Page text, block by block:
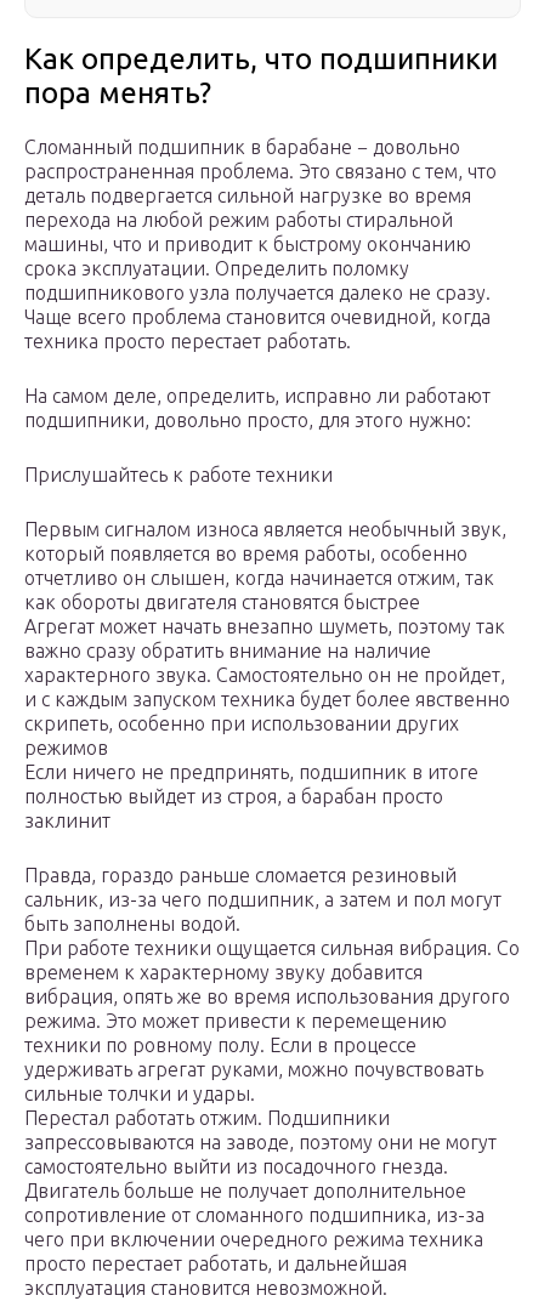
Как определить, что подшипники
пора менять?
Сломанный подшипник в барабане − довольно
распространенная проблема. Это связано с тем, что
деталь подвергается сильной нагрузке во время
перехода на любой режим работы стиральной
машины, что и приводит к быстрому окончанию
срока эксплуатации. Определить поломку
подшипникового узла получается далеко не сразу.
Чаще всего проблема становится очевидной, когда
техника просто перестает работать.
На самом деле, определить, исправно ли работают
подшипники, довольно просто, для этого нужно:
Прислушайтесь к работе техники
Первым сигналом износа является необычный звук,
который появляется во время работы, особенно
отчетливо он слышен, когда начинается отжим, так
как обороты двигателя становятся быстрее
Агрегат может начать внезапно шуметь, поэтому так
важно сразу обратить внимание на наличие
характерного звука. Самостоятельно он не пройдет,
и с каждым запуском техника будет более явственно
скрипеть, особенно при использовании других
режимов
Если ничего не предпринять, подшипник в итоге
полностью выйдет из строя, а барабан просто
заклинит
Правда, гораздо раньше сломается резиновый
сальник, из-за чего подшипник, а затем и пол могут
быть заполнены водой.
При работе техники ощущается сильная вибрация. Со
временем к характерному звуку добавится
вибрация, опять же во время использования другого
режима. Это может привести к перемещению
техники по ровному полу. Если в процессе
удерживать агрегат руками, можно почувствовать
сильные толчки и удары.
Перестал работать отжим. Подшипники
запрессовываются на заводе, поэтому они не могут
самостоятельно выйти из посадочного гнезда.
Двигатель больше не получает дополнительное
сопротивление от сломанного подшипника, из-за
чего при включении очередного режима техника
просто перестает работать, и дальнейшая
эксплуатация становится невозможной.